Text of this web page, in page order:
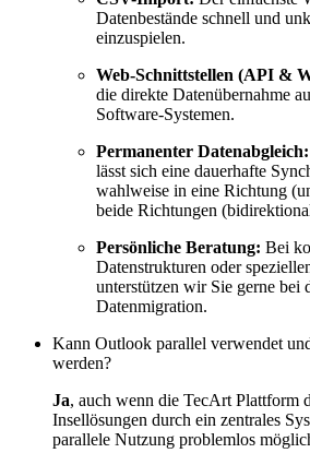
Datenbestände schnell und
einzuspielen.
Web-Schnittstellen (API &
die direkte Datenübernahme
Software-Systemen.
Permanenter Datenabgleich:
lässt sich eine dauerhafte
wahlweise in eine Richtung
beide Richtungen
Persönliche Beratung: Bei
Datenstrukturen oder
unterstützen wir Sie gerne bei
Datenmigration.
Kann Outlook parallel verwendet
werden?
Ja, auch wenn die TecArt Plattform
Insellösungen durch ein zentrales
parallele Nutzung problemlos